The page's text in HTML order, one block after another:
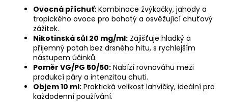
Ovocná příchuť: Kombinace žvýkačky, jahody a
tropického ovoce pro bohatý a osvěžující chuťový
zážitek.
Nikotinská sůl 20 mg/ml: Zajišťuje hladký a
příjemný potah bez drsného hitu, s rychlejším
nástupem účinků.
Poměr VG/PG 50/50: Nabízí rovnováhu mezi
produkcí páry a intenzitou chuti.
Objem 10 ml: Praktická velikost lahvičky, ideální pro
každodenní používání.